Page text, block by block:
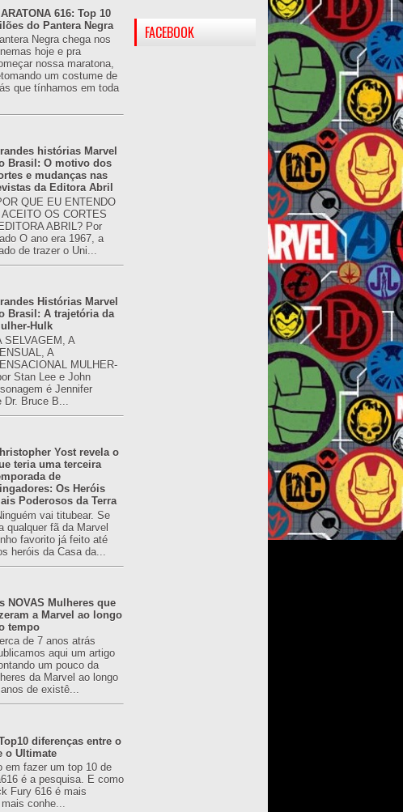
616: Top 10
do Pantera Negra
Negra chega nos
hoje e pra
nossa maratona,
um costume de
que tínhamos em toda
histórias Marvel
Brasil: O motivo dos
e mudanças nas
da Editora Abril
QUE EU ENTENDO
ACEITO OS CORTES
ABRIL? Por
O ano era 1967, a
de trazer o Uni...
Histórias Marvel
Brasil: A trajetória da
Hulk
SELVAGEM, A
A
MULHER-
Stan Lee e John
é Jennifer
Bruce B...
Yost revela o
teria uma terceira
de
Os Heróis
Poderosos da Terra
vai titubear. Se
qualquer fã da Marvel
favorito já feito até
heróis da Casa da...
NOVAS Mulheres que
a Marvel ao longo
tempo
de 7 anos atrás
aqui um artigo
um pouco da
da Marvel ao longo
de existê...
diferenças entre o
o Ultimate
em fazer um top 10 de
é a pesquisa. E como
Fury 616 é mais
conhe...
FACEBOOK